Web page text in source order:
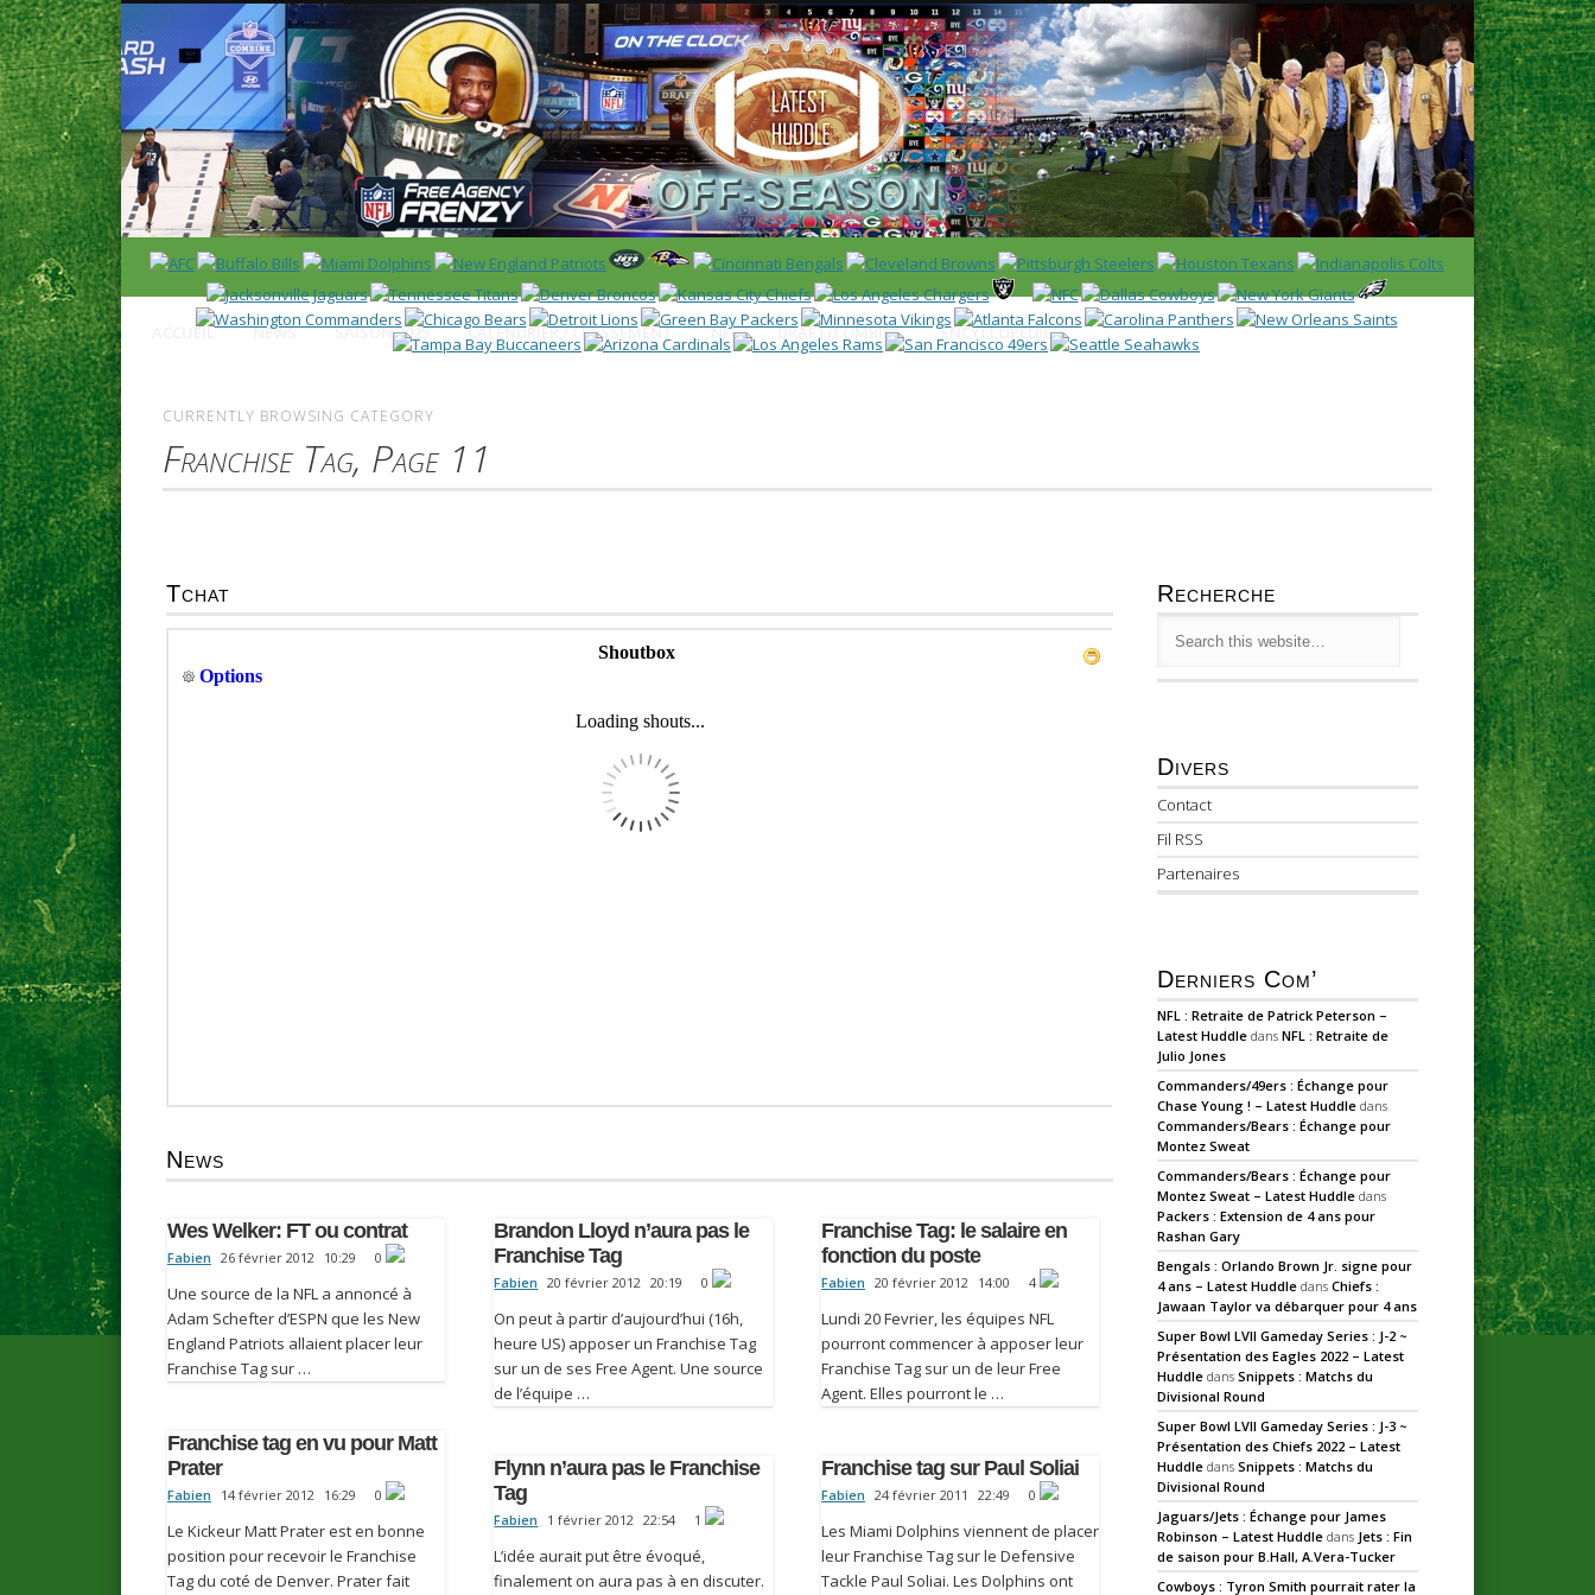
Latest
News en français sur la NFL et le Football Américain (Foot US)
ACCUEIL NEWS SAISON 2025 CALENDRIER / CLASSEMENT NFL DRAFT/COMBINE ENCYCLOPÉDIE
CURRENTLY BROWSING CATEGORY
Franchise Tag, Page 11
Tchat
News
Wes Welker: FT ou contrat
Fabien 26 février 2012 10:29 0
Une source de la NFL a annoncé à
Adam Schefter d’ESPN que les New
England Patriots allaient placer leur
Franchise Tag sur …
Brandon Lloyd n’aura pas le
Franchise Tag
Fabien 20 février 2012 20:19 0
On peut à partir d’aujourd’hui (16h,
heure US) apposer un Franchise Tag
sur un de ses Free Agent. Une source
de l’équipe …
Franchise Tag: le salaire en
fonction du poste
Fabien 20 février 2012 14:00 4
Lundi 20 Fevrier, les équipes NFL
pourront commencer à apposer leur
Franchise Tag sur un de leur Free
Agent. Elles pourront le …
Franchise tag en vu pour Matt
Prater
Fabien 14 février 2012 16:29 0
Le Kickeur Matt Prater est en bonne
position pour recevoir le Franchise
Tag du coté de Denver. Prater fait
Flynn n’aura pas le Franchise
Tag
Fabien 1 février 2012 22:54 1
L’idée aurait put être évoqué,
finalement on aura pas à en discuter.
Franchise tag sur Paul Soliai
Fabien 24 février 2011 22:49 0
Les Miami Dolphins viennent de placer
leur Franchise Tag sur le Defensive
Tackle Paul Soliai. Les Dolphins ont
Recherche
Divers
Contact
Fil RSS
Partenaires
Derniers Com’
NFL : Retraite de Patrick Peterson –
Latest Huddle dansNFL : Retraite de
Julio Jones
Commanders/49ers : Échange pour
Chase Young ! – Latest Huddle dans
Commanders/Bears : Échange pour
Montez Sweat
Commanders/Bears : Échange pour
Montez Sweat – Latest Huddle dans
Packers : Extension de 4 ans pour
Rashan Gary
Bengals : Orlando Brown Jr. signe pour
4 ans – Latest Huddle dansChiefs :
Jawaan Taylor va débarquer pour 4 ans
Super Bowl LVII Gameday Series : J-2 ~
Présentation des Eagles 2022 – Latest
Huddle dansSnippets : Matchs du
Divisional Round
Super Bowl LVII Gameday Series : J-3 ~
Présentation des Chiefs 2022 – Latest
Huddle dansSnippets : Matchs du
Divisional Round
Jaguars/Jets : Échange pour James
Robinson – Latest Huddle dans Jets : Fin
de saison pour B.Hall, A.Vera-Tucker
Cowboys : Tyron Smith pourrait rater la